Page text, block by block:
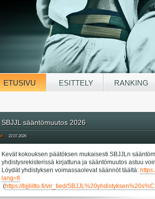
ETUSIVU ESITTELY RANKING
SBJJL sääntömuutos 2026
# 22.07.2026
Kevät kokouksen päätöksen mukaisesti SBJJLn
yhdistysrekisterissä kirjattuna ja sääntömuutos astuu
Löydät yhdistyksen voimassaolevat säännöt täältä:
lang=fi
(https://bjjliitto.fi/vir_tied/